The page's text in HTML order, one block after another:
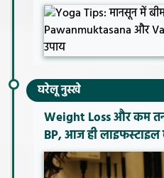
घरेलू नुस्खे
Weight Loss और कम
BP, आज ही